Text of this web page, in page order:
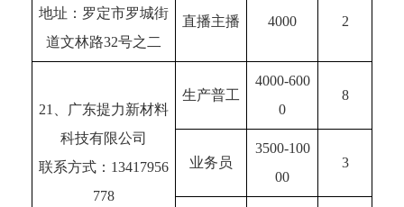
地址：罗定市罗城街
道文林路32号之二
直播主播 4000 2
21、广东提力新材料
科技有限公司
联系方式：13417956
778
生产普工
4000-600
0
8
业务员
3500-100
00
3